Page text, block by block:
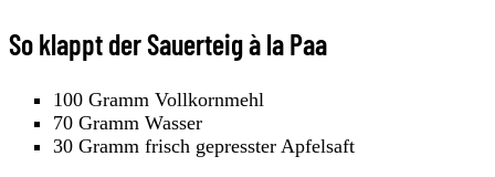
So klappt der Sauerteig à la Paa
100 Gramm Vollkornmehl
70 Gramm Wasser
30 Gramm frisch gepresster Apfelsaft